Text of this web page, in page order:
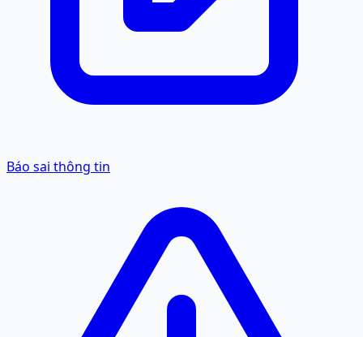
Báo sai thông tin